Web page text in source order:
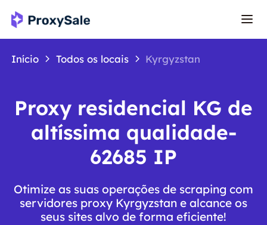
Início Todos os locais Kyrgyzstan
Proxy residencial KG de
altíssima qualidade-
62685 IP
Otimize as suas operações de scraping com
servidores proxy Kyrgyzstan e alcance os
seus sites alvo de forma eficiente!